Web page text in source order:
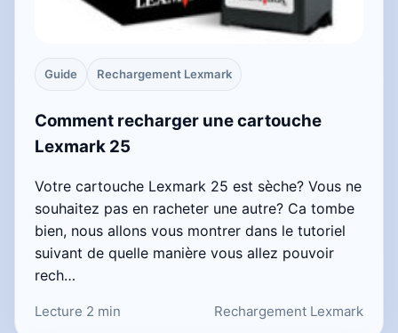
Guide Rechargement Lexmark
Comment recharger une cartouche
Lexmark 25
Votre cartouche Lexmark 25 est sèche? Vous ne
souhaitez pas en racheter une autre? Ca tombe
bien, nous allons vous montrer dans le tutoriel
suivant de quelle manière vous allez pouvoir
rech…
Lecture 2 min Rechargement Lexmark